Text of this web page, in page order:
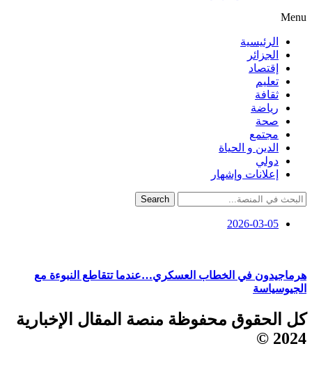
Menu
الرئيسية
الجزائر
إقتصاد
تعليم
ثقافة
رياضة
صحة
مجتمع
الدين و الحياة
دولي
إعلانات وإشهار
Search
2026-03-05
هرماجيدون في الخطاب العسكري…عندما تتقاطع النبوءة مع
الجيوسياسة
كل الحقوق محفوظة منصة المقال الإخبارية
2024 ©